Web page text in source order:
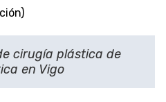
cirugía plástica de
en Vigo